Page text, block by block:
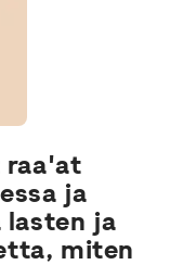
raa'at
ja
ja
miten